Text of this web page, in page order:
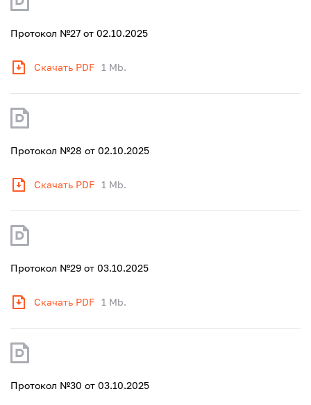
Протокол №27 от 02.10.2025
Скачать PDF 1 Mb.
Протокол №28 от 02.10.2025
Скачать PDF 1 Mb.
Протокол №29 от 03.10.2025
Скачать PDF 1 Mb.
Протокол №30 от 03.10.2025